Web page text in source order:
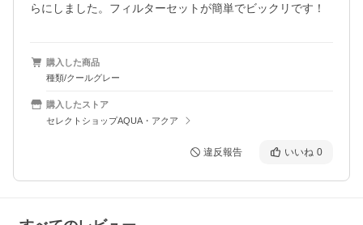
らにしました。フィルターセットが簡単でビックリです！
購入した商品
種類/クールグレー
購入したストア
セレクトショップAQUA・アクア
違反報告 いいね 0